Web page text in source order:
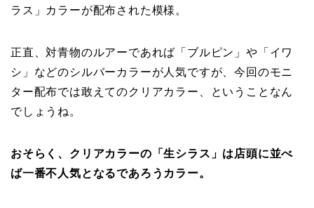
ラス」カラーが配布された模様。
正直、対青物のルアーであれば「ブルピン」や「イワ
シ」などのシルバーカラーが人気ですが、今回のモニ
ター配布では敢えてのクリアカラー、ということなん
でしょうね。
おそらく、クリアカラーの「生シラス」は店頭に並べ
ば一番不人気となるであろうカラー。